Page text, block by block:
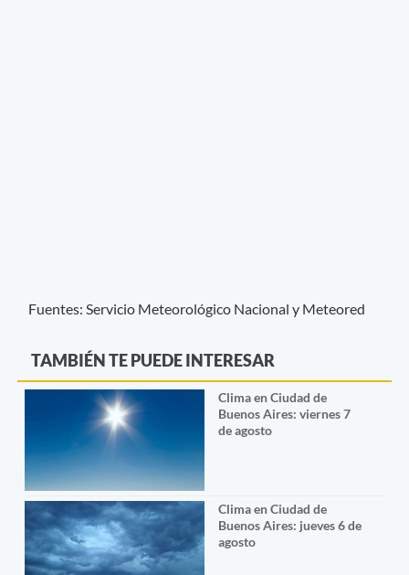
Fuentes: Servicio Meteorológico Nacional y Meteored
TAMBIÉN TE PUEDE INTERESAR
Clima en Ciudad de
Buenos Aires: viernes 7
de agosto
Clima en Ciudad de
Buenos Aires: jueves 6 de
agosto